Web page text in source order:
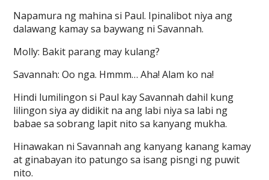
Napamura ng mahina si Paul. Ipinalibot niya ang
dalawang kamay sa baywang ni Savannah.
Molly: Bakit parang may kulang?
Savannah: Oo nga. Hmmm… Aha! Alam ko na!
Hindi lumilingon si Paul kay Savannah dahil kung
lilingon siya ay didikit na ang labi niya sa labi ng
babae sa sobrang lapit nito sa kanyang mukha.
Hinawakan ni Savannah ang kanyang kanang kamay
at ginabayan ito patungo sa isang pisngi ng puwit
nito.